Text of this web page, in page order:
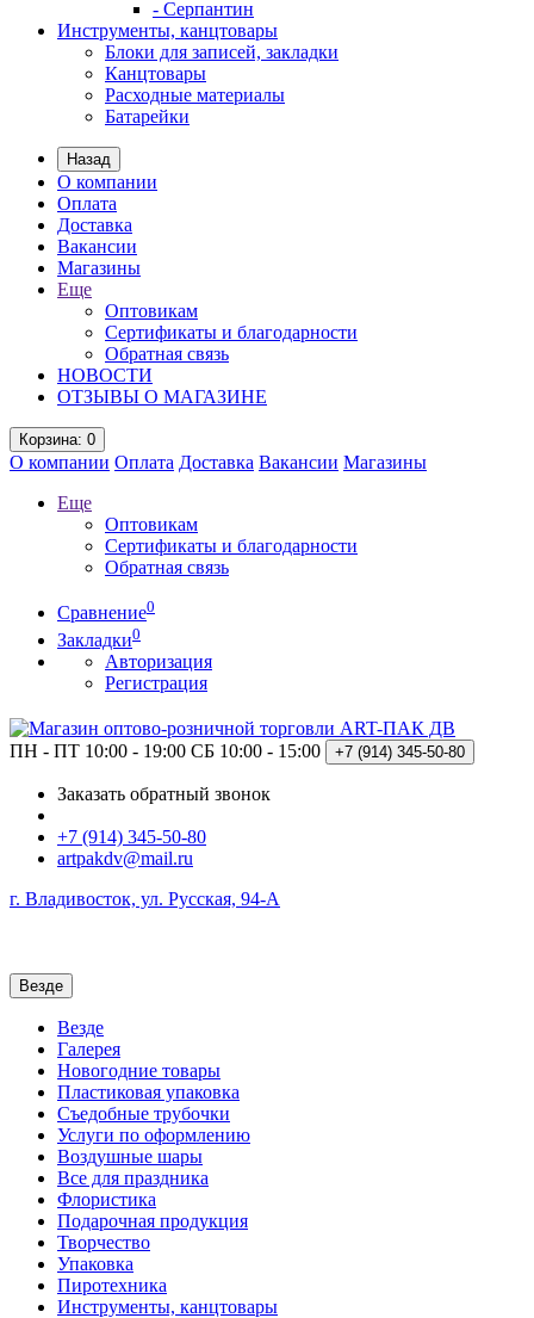
- Серпантин
Инструменты, канцтовары
Блоки для записей, закладки
Канцтовары
Расходные материалы
Батарейки
Назад
О компании
Оплата
Доставка
Вакансии
Магазины
Еще
Оптовикам
Сертификаты и благодарности
Обратная связь
НОВОСТИ
ОТЗЫВЫ О МАГАЗИНЕ
Корзина: 0
О компании Оплата Доставка Вакансии Магазины
Еще
Оптовикам
Сертификаты и благодарности
Обратная связь
Сравнение0
Закладки0
Авторизация
Регистрация
ПН - ПТ 10:00 - 19:00 СБ 10:00 - 15:00 +7 (914) 345-50-80
Заказать обратный звонок
+7 (914) 345-50-80
artpakdv@mail.ru
г. Владивосток, ул. Русская, 94-А
Везде
Везде
Галерея
Новогодние товары
Пластиковая упаковка
Съедобные трубочки
Услуги по оформлению
Воздушные шары
Все для праздника
Флористика
Подарочная продукция
Творчество
Упаковка
Пиротехника
Инструменты, канцтовары